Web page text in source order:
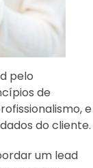
pelo
de
e
do cliente.
um lead